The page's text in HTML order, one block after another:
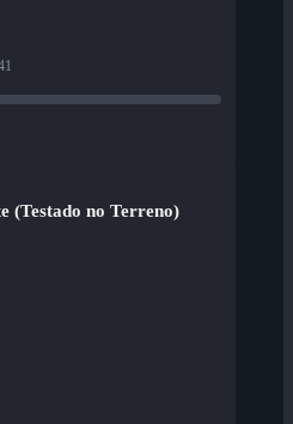
(Testado no Terreno)